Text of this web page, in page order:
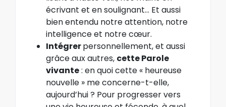
écrivant et en soulignant… Et aussi
bien entendu notre attention, notre
intelligence et notre cœur.
Intégrerpersonnellement, et aussi
grâce aux autres, cette Parole
vivante: en quoi cette « heureuse
nouvelle » me concerne-t-elle,
aujourd’hui ? Pour progresser vers